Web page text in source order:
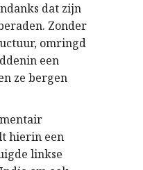
dat zijn
Zonder
omringd
een
ze bergen
hierin een
linkse